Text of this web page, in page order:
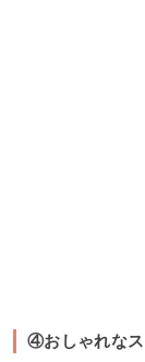
④おしゃれなス